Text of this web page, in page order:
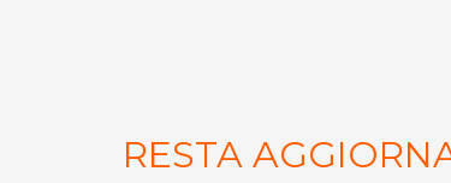
RESTA